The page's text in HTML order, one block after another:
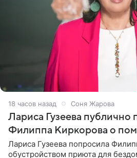
18 часов назад Соня Жарова
Лариса Гузеева публично
Филиппа Киркорова о
Лариса Гузеева попросила
обустройством приюта для